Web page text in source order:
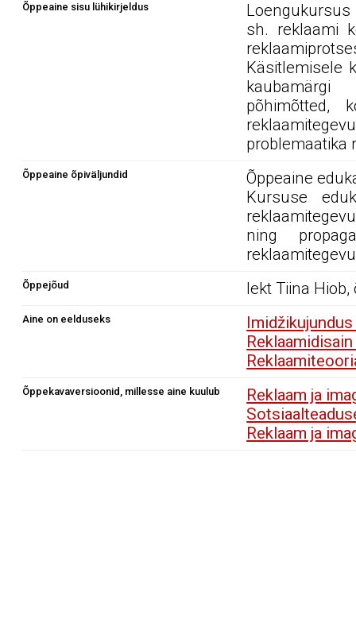
Õppeaine sisu lühikirjeldus
Loengukursus
sh. reklaami
Käsitlemisele
kaubamärgi
põhimõtted,
problemaatika
Õppeaine õpiväljundid
Õppeaine
Kursuse
ning
Õppejõud lekt Tiina
Aine on eelduseks
Õppekavaversioonid, millesse aine kuulub
Reklaam ja
Reklaam ja